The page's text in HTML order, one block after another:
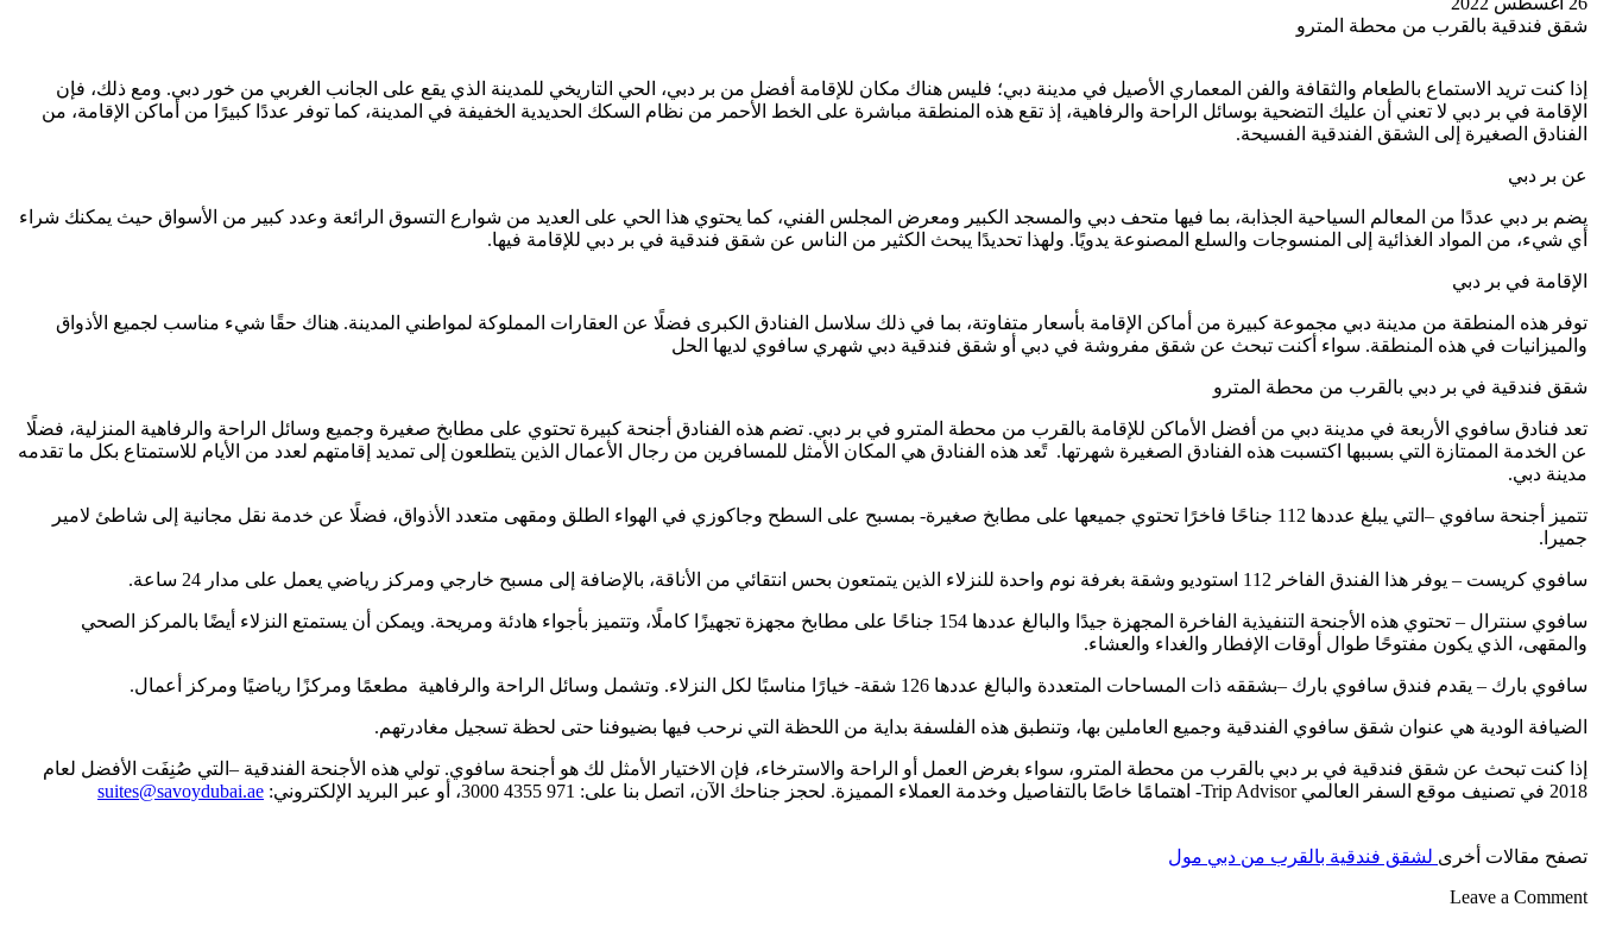
شقق فندقية بالقرب من محطة المترو
إذا كنت تريد الاستماع بالطعام والثقافة والفن المعماري الأصيل في مدينة دبي؛ فليس هناك مكان للإقامة أفضل من بر دبي، الحي التاريخي للمدينة الذي يقع على الجانب الغربي من خور دبي. ومع ذلك، فإن
الإقامة في بر دبي لا تعني أن عليك التضحية بوسائل الراحة والرفاهية، إذ تقع هذه المنطقة مباشرة على الخط الأحمر من نظام السكك الحديدية الخفيفة في المدينة، كما توفر عددًا كبيرًا من أماكن الإقامة، من
الفنادق الصغيرة إلى الشقق الفندقية الفسيحة.
عن بر دبي
يضم بر دبي عددًا من المعالم السياحية الجذابة، بما فيها متحف دبي والمسجد الكبير ومعرض المجلس الفني، كما يحتوي هذا الحي على العديد من شوارع التسوق الرائعة وعدد كبير من الأسواق حيث يمكنك شراء
أي شيء، من المواد الغذائية إلى المنسوجات والسلع المصنوعة يدويًا. ولهذا تحديدًا يبحث الكثير من الناس عن شقق فندقية في بر دبي للإقامة فيها.
الإقامة في بر دبي
توفر هذه المنطقة من مدينة دبي مجموعة كبيرة من أماكن الإقامة بأسعار متفاوتة، بما في ذلك سلاسل الفنادق الكبرى فضلًا عن العقارات المملوكة لمواطني المدينة. هناك حقًا شيء مناسب لجميع الأذواق
والميزانيات في هذه المنطقة. سواء أكنت تبحث عن شقق مفروشة في دبي أو شقق فندقية دبي شهري سافوي لديها الحل
شقق فندقية في بر دبي بالقرب من محطة المترو
تعد فنادق سافوي الأربعة في مدينة دبي من أفضل الأماكن للإقامة بالقرب من محطة المترو في بر دبي. تضم هذه الفنادق أجنحة كبيرة تحتوي على مطابخ صغيرة وجميع وسائل الراحة والرفاهية المنزلية، فضلًا
عن الخدمة الممتازة التي بسببها اكتسبت هذه الفنادق الصغيرة شهرتها. تًعد هذه الفنادق هي المكان الأمثل للمسافرين من رجال الأعمال الذين يتطلعون إلى تمديد إقامتهم لعدد من الأيام للاستمتاع بكل ما تقدمه
مدينة دبي.
تتميز أجنحة سافوي –التي يبلغ عددها 112 جناحًا فاخرًا تحتوي جميعها على مطابخ صغيرة- بمسبح على السطح وجاكوزي في الهواء الطلق ومقهى متعدد الأذواق، فضلًا عن خدمة نقل مجانية إلى شاطئ لامير
جميرا.
سافوي كريست – يوفر هذا الفندق الفاخر 112 استوديو وشقة بغرفة نوم واحدة للنزلاء الذين يتمتعون بحس انتقائي من الأناقة، بالإضافة إلى مسبح خارجي ومركز رياضي يعمل على مدار 24 ساعة.
سافوي سنترال – تحتوي هذه الأجنحة التنفيذية الفاخرة المجهزة جيدًا والبالغ عددها 154 جناحًا على مطابخ مجهزة تجهيزًا كاملًا، وتتميز بأجواء هادئة ومريحة. ويمكن أن يستمتع النزلاء أيضًا بالمركز الصحي
والمقهى، الذي يكون مفتوحًا طوال أوقات الإفطار والغداء والعشاء.
سافوي بارك – يقدم فندق سافوي بارك –بشققه ذات المساحات المتعددة والبالغ عددها 126 شقة- خيارًا مناسبًا لكل النزلاء. وتشمل وسائل الراحة والرفاهية مطعمًا ومركزًا رياضيًا ومركز أعمال.
الضيافة الودية هي عنوان شقق سافوي الفندقية وجميع العاملين بها، وتنطبق هذه الفلسفة بداية من اللحظة التي نرحب فيها بضيوفنا حتى لحظة تسجيل مغادرتهم.
إذا كنت تبحث عن شقق فندقية في بر دبي بالقرب من محطة المترو، سواء بغرض العمل أو الراحة والاسترخاء، فإن الاختيار الأمثل لك هو أجنحة سافوي. تولي هذه الأجنحة الفندقية –التي صُنِفَت الأفضل لعام
2018 في تصنيف موقع السفر العالمي Trip Advisor- اهتمامًا خاصًا بالتفاصيل وخدمة العملاء المميزة. لحجز جناحك الآن، اتصل بنا على: 971 4355 3000، أو عبر البريد الإلكتروني:
suites@savoydubai.ae
تصفح مقالات أخرى لشقق فندقية بالقرب من دبي مول
Leave a Comment